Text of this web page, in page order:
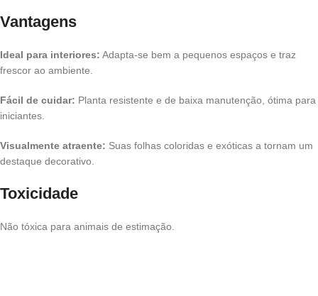
Vantagens
Ideal para interiores: Adapta-se bem a pequenos espaços e traz
frescor ao ambiente.
Fácil de cuidar: Planta resistente e de baixa manutenção, ótima para
iniciantes.
Visualmente atraente: Suas folhas coloridas e exóticas a tornam um
destaque decorativo.
Toxicidade
Não tóxica para animais de estimação.